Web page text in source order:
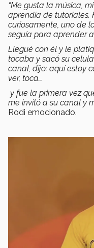
“Me gusta la música,
aprendía de tutoriales.
curiosamente, uno de
seguía para aprender
Llegué con él y le
tocaba y sacó su
canal, dijo: aquí estoy
ver, toca…
y fue la primera vez
me invitó a su canal y
Rodi emocionado.